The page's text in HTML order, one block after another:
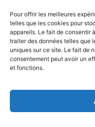
Pour offrir les meilleures
telles que les cookies pour
appareils. Le fait de consentir
traiter des données telles que
uniques sur ce site. Le fait de
consentement peut avoir un
et fonctions.
Accueil Economie
HIGH-
©